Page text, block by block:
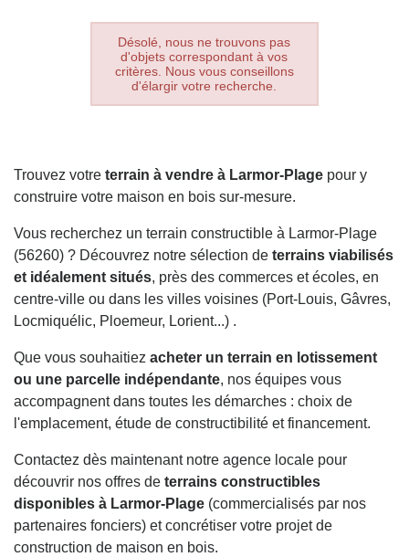
Désolé, nous ne trouvons pas
d'objets correspondant à vos
critères. Nous vous conseillons
d'élargir votre recherche.
Trouvez votre terrain à vendre à Larmor-Plage pour y
construire votre maison en bois sur-mesure.
Vous recherchez un terrain constructible à Larmor-Plage
(56260) ? Découvrez notre sélection de terrains viabilisés
et idéalement situés, près des commerces et écoles, en
centre-ville ou dans les villes voisines (Port-Louis, Gâvres,
Locmiquélic, Ploemeur, Lorient...) .
Que vous souhaitiez acheter un terrain en lotissement
ou une parcelle indépendante, nos équipes vous
accompagnent dans toutes les démarches : choix de
l'emplacement, étude de constructibilité et financement.
Contactez dès maintenant notre agence locale pour
découvrir nos offres de terrains constructibles
disponibles à Larmor-Plage (commercialisés par nos
partenaires fonciers) et concrétiser votre projet de
construction de maison en bois.